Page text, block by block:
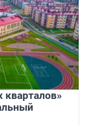
кварталов»